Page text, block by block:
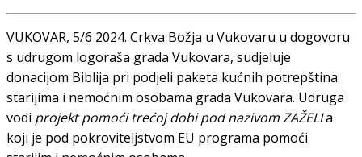
VUKOVAR, 5/6 2024. Crkva Božja u Vukovaru u dogovoru
s udrugom logoraša grada Vukovara, sudjeluje
donacijom Biblija pri podjeli paketa kućnih potrepština
starijima i nemoćnim osobama grada Vukovara. Udruga
vodi projekt pomoći trećoj dobi pod nazivom ZAŽELIa
koji je pod pokroviteljstvom EU programa pomoći